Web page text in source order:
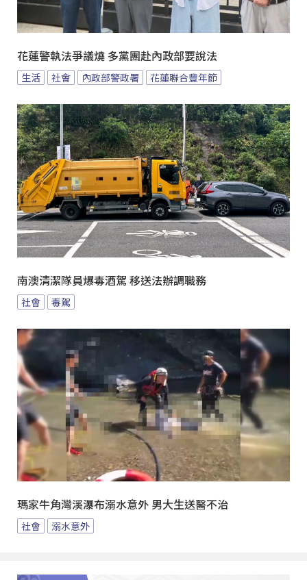
花蓮警執法爭議燒 多黨團赴內政部要說法
生活 社會 內政部警政署 花蓮聯合豐年節
南澳清潔隊員爆毒酒駕 移送法辦調職務
社會 毒駕
瑪家牛角灣溪瀑布溺水意外 男大生送醫不治
社會 溺水意外